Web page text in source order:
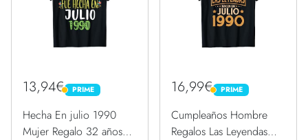
13,94€ PRIME
PRIME
Hecha En julio 1990
Mujer Regalo 32 años
16,99€ PRIME
PRIME
Cumpleaños Hombre
Regalos Las Leyendas